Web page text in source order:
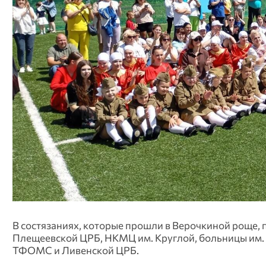
В состязаниях, которые прошли в Верочкиной
Плещеевской ЦРБ, НКМЦ им. Круглой, больницы
ТФОМС и Ливенской ЦРБ.